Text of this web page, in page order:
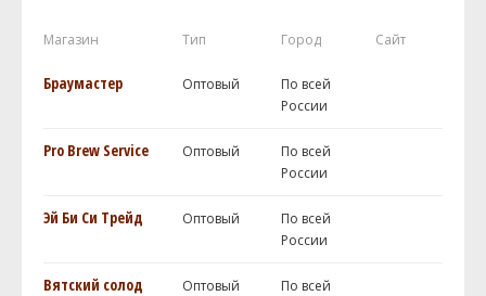
Магазин Тип Город Сайт
Браумастер Оптовый
По всей
России
Pro Brew Service Оптовый
По всей
России
Эй Би Си Трейд Оптовый
По всей
России
Вятский солод Оптовый
По всей